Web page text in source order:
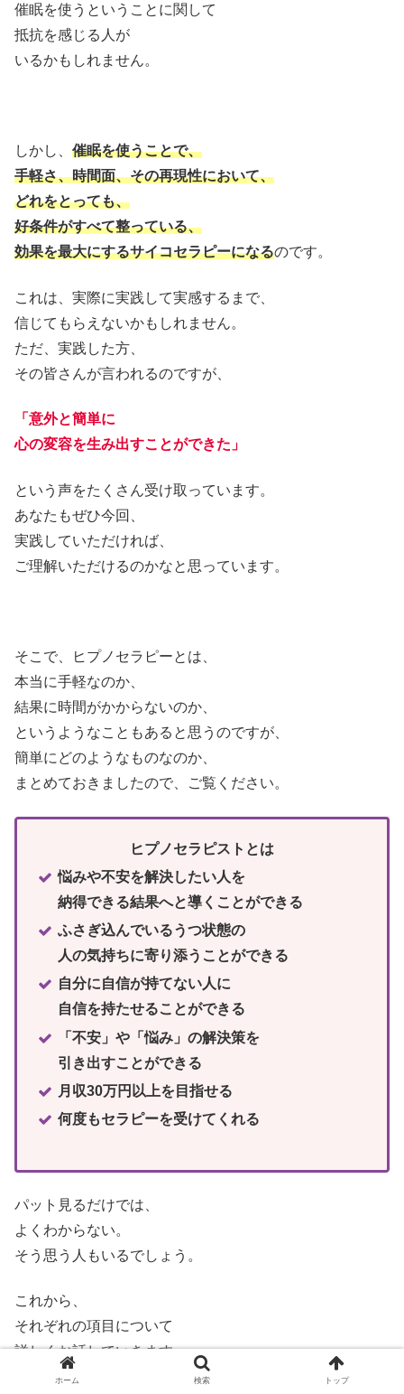
催眠を使うということに関して
抵抗を感じる人が
いるかもしれません。
しかし、 催眠を使うことで、
手軽さ、時間面、その再現性において、
どれをとっても、
好条件がすべて整っている、
効果を最大にするサイコセラピーになるのです。
これは、実際に実践して実感するまで、
信じてもらえないかもしれません。
ただ、実践した方、
その皆さんが言われるのですが、
「意外と簡単に
心の変容を生み出すことができた」
という声をたくさん受け取っています。
あなたもぜひ今回、
実践していただければ、
ご理解いただけるのかなと思っています。
そこで、ヒプノセラピーとは、
本当に手軽なのか、
結果に時間がかからないのか、
というようなこともあると思うのですが、
簡単にどのようなものなのか、
まとめておきましたので、ご覧ください。
ヒプノセラピストとは
悩みや不安を解決したい人を
納得できる結果へと導くことができる
ふさぎ込んでいるうつ状態の
人の気持ちに寄り添うことができる
自分に自信が持てない人に
自信を持たせることができる
「不安」や「悩み」の解決策を
引き出すことができる
月収30万円以上を目指せる
何度もセラピーを受けてくれる
パット見るだけでは、
よくわからない。
そう思う人もいるでしょう。
これから、
それぞれの項目について
詳しくお話していきます。
ホーム 検索 トップ